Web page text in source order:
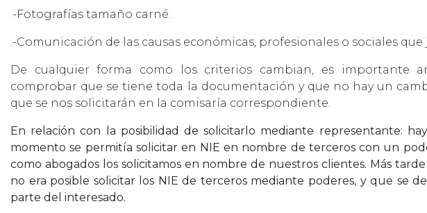
.-Fotografías tamaño carné.
.-Comunicación de las causas económicas, profesionales o sociales
De cualquier forma como los criterios cambian, es importante
comprobar que se tiene toda la documentación y que no hay un
que se nos solicitarán en la comisaría correspondiente.
En relación con la posibilidad de solicitarlo mediante representante:
momento se permitía solicitar en NIE en nombre de terceros con un
como abogados los solicitamos en nombre de nuestros clientes. Más
no era posible solicitar los NIE de terceros mediante poderes, y que se
parte del interesado.